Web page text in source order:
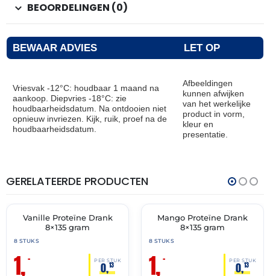
BEOORDELINGEN (0)
BEWAAR ADVIES LET OP
Vriesvak -12°C: houdbaar 1 maand na
aankoop. Diepvries -18°C: zie
houdbaarheidsdatum. Na ontdooien niet
opnieuw invriezen. Kijk, ruik, proef na de
houdbaarheidsdatum.
Afbeeldingen
kunnen afwijken
van het werkelijke
product in vorm,
kleur en
presentatie.
GERELATEERDE PRODUCTEN
🔥 OP=OP
THT:
31-
Vanille Proteïne Drank
8×135 gram
8 STUKS
1,– PER STUK
0,13
🔥 OP=OP
Mango Proteïne Drank
8×135 gram
8 STUKS
1,– PER STUK
0,13